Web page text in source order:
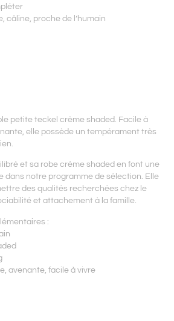
câline, proche de l’humain
petite teckel crème shaded. Facile à
elle possède un tempérament très
et sa robe crème shaded en font une
dans notre programme de sélection. Elle
des qualités recherchées chez le
et attachement à la famille.
:
avenante, facile à vivre